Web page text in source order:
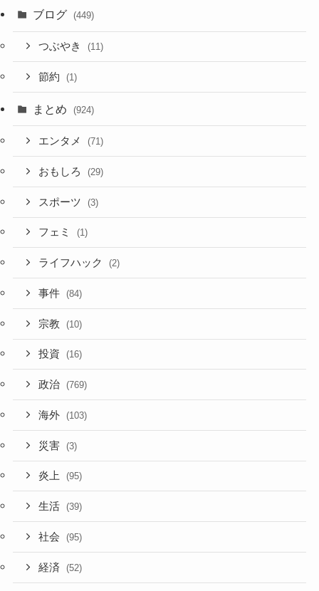
ブログ (449)
つぶやき (11)
節約 (1)
まとめ (924)
エンタメ (71)
おもしろ (29)
スポーツ (3)
フェミ (1)
ライフハック (2)
事件 (84)
宗教 (10)
投資 (16)
政治 (769)
海外 (103)
災害 (3)
炎上 (95)
生活 (39)
社会 (95)
経済 (52)